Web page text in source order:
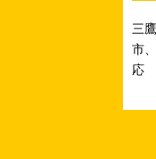
三
市
応